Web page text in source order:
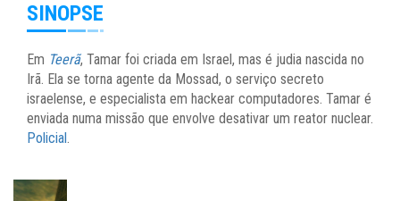
SINOPSE
Em Teerã, Tamar foi criada em Israel, mas é judia nascida no
Irã. Ela se torna agente da Mossad, o serviço secreto
israelense, e especialista em hackear computadores. Tamar é
enviada numa missão que envolve desativar um reator nuclear.
Policial.